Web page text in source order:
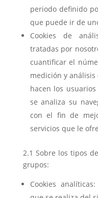
periodo definido
que puede ir de
Cookies de
tratadas por
cuantificar el
medición y
hacen los
se analiza su
con el fin de
servicios que le
2.1 Sobre los tipos
grupos:
Cookies